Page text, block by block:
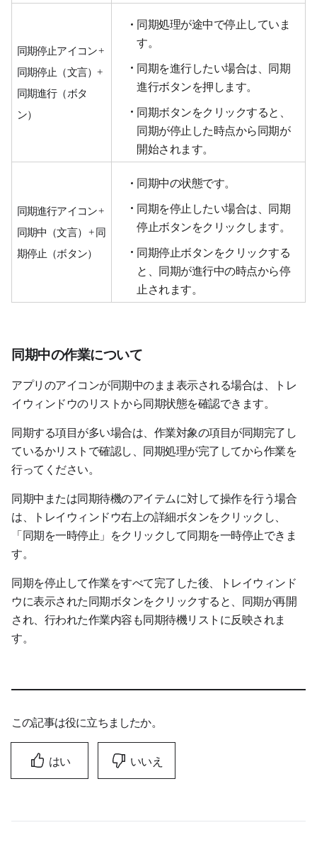
同期停止アイコン +
同期停止（文言）+
同期進行（ボタ
ン）
同期処理が途中で停止していま
す。
同期を進行したい場合は、同期
進行ボタンを押します。
同期ボタンをクリックすると、
同期が停止した時点から同期が
開始されます。
同期進行アイコン +
同期中（文言） + 同
期停止（ボタン）
同期中の状態です。
同期を停止したい場合は、同期
停止ボタンをクリックします。
同期停止ボタンをクリックする
と、同期が進行中の時点から停
止されます。
同期中の作業について
アプリのアイコンが同期中のまま表示される場合は、トレ
イウィンドウのリストから同期状態を確認できます。
同期する項目が多い場合は、作業対象の項目が同期完了し
ているかリストで確認し、同期処理が完了してから作業を
行ってください。
同期中または同期待機のアイテムに対して操作を行う場合
は、トレイウィンドウ右上の詳細ボタンをクリックし、
「同期を一時停止」をクリックして同期を一時停止できま
す。
同期を停止して作業をすべて完了した後、トレイウィンド
ウに表示された同期ボタンをクリックすると、同期が再開
され、行われた作業内容も同期待機リストに反映されま
す。
この記事は役に立ちましたか。
はい いいえ